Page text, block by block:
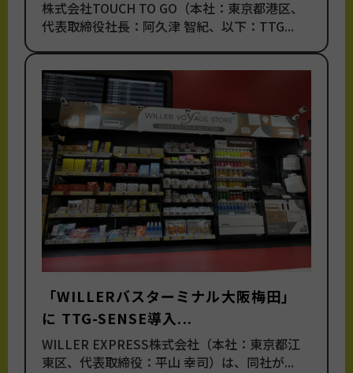
株式会社TOUCH TO GO（本社：東京都港区、
代表取締役社長：阿久津 智紀、以下：TTG...
「WILLERバスターミナル大阪梅田」
に TTG-SENSE導入...
WILLER EXPRESS株式会社（本社：東京都江
東区、代表取締役：平山 幸司）は、同社が...